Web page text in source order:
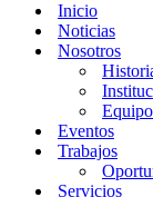
Inicio
Noticias
Nosotros
Eventos
Trabajos
Servicios